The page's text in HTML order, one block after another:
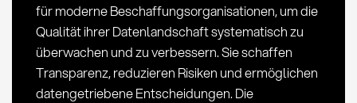
für moderne Beschaffungsorganisationen, um die
Qualität ihrer Datenlandschaft systematisch zu
überwachen und zu verbessern. Sie schaffen
Transparenz, reduzieren Risiken und ermöglichen
datengetriebene Entscheidungen. Die